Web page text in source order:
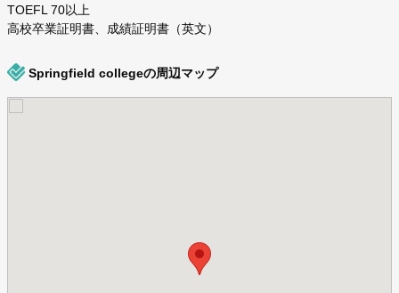
TOEFL 70以上
高校卒業証明書、成績証明書（英文）
Springfield collegeの周辺マップ